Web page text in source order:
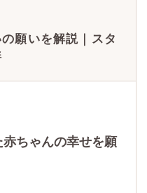
願いを解説｜スタ
ちゃんの幸せを願